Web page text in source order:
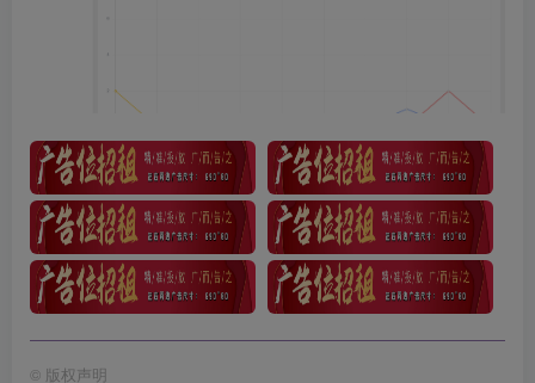
© 版权声明